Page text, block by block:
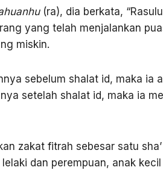
(ra), dia berkata,
yang telah menjalankan
miskin.
sebelum shalat id, maka
setelah shalat id, maka ia
zakat fitrah sebesar satu
dan perempuan, anak